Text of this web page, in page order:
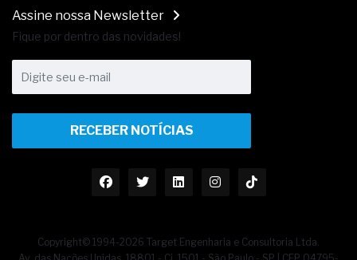
Assine nossa Newsletter
Fique por dentro das novidades!
RECEBER NOTÍCIAS
Copyright© 1994-2026 Target Engenharia e Consultoria Ltda.